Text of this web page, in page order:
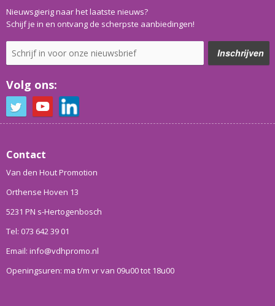
Nieuwsgierig naar het laatste nieuws?
Schijf je in en ontvang de scherpste aanbiedingen!
Volg ons:
Contact
Van den Hout Promotion
Orthense Hoven 13
5231 PN s-Hertogenbosch
Tel: 073 642 39 01
Email: info@vdhpromo.nl
Openingsuren: ma t/m vr van 09u00 tot 18u00